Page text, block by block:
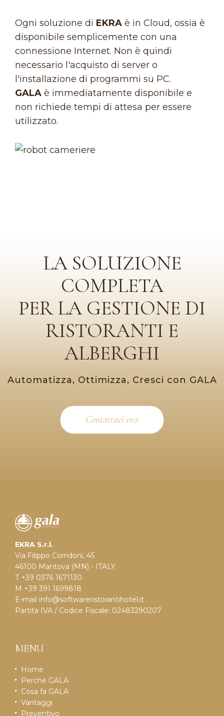
Ogni soluzione di EKRA è in Cloud, ossia è
disponibile semplicemente con una
connessione Internet. Non è quindi
necessario l'acquisto di server o
l'installazione di programmi su PC.
GALA è immediatamente disponibile e
non richiede tempi di attesa per essere
utilizzato.
LA SOLUZIONE
COMPLETA
PER LA GESTIONE DI
RISTORANTI E
ALBERGHI
Automatizza, Ottimizza, Cresci con GALA
Contattaci ora
EKRA S.r.l.
Via Filippo Corridoni, 45
46100 Mantova (MN) - ITALY
T +39 0376 1671130
M +39 391 1699818
E-mail info@softwareristorantihotel.it
Partita IVA / Codice Fiscale: 02483290207
MENU
Home
Perché GALA
Cosa fa GALA
Vantaggi
Preventivo